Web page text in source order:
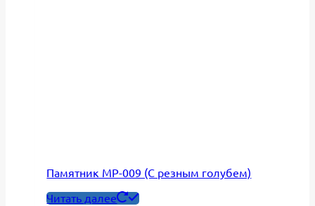
Памятник МР-009 (С резным голубем)
Читать далее